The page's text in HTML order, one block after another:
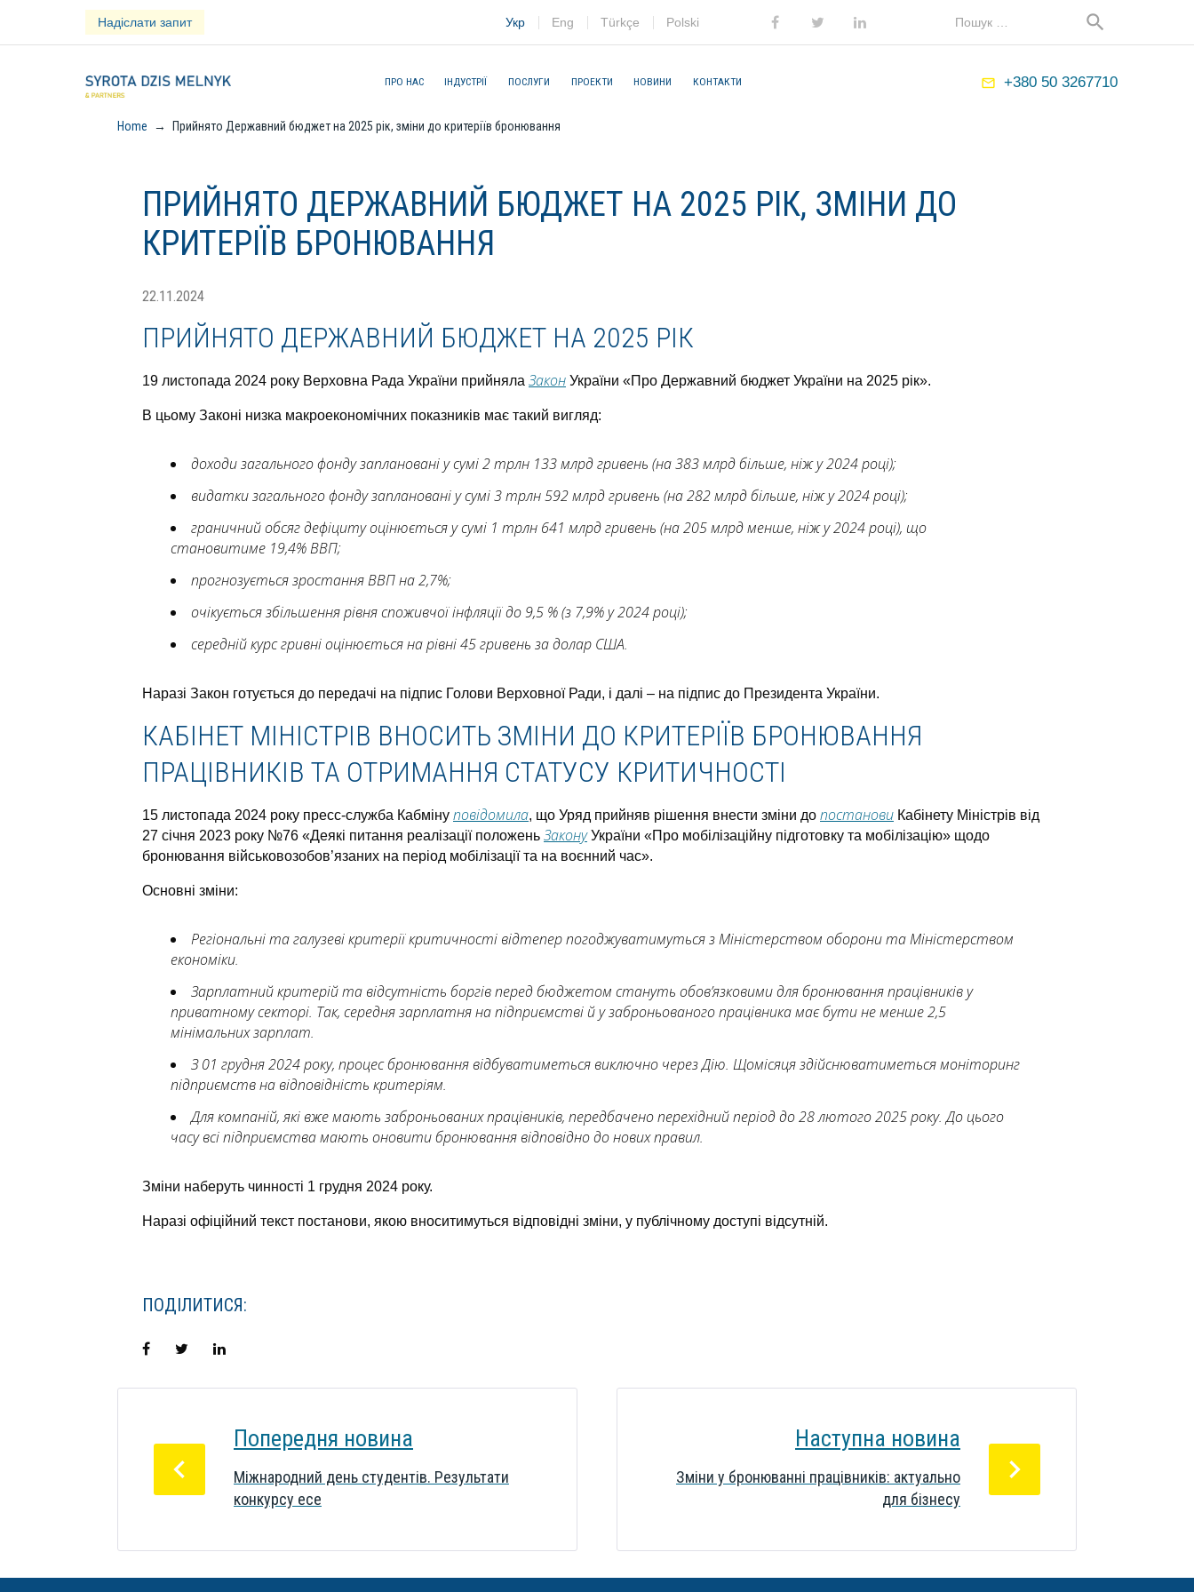
content
Надіслати запит search
FacebookTwitter LinkedIn
Укр Eng Türkçe Polski
ПРО НАС ІНДУСТРІЇ ПОСЛУГИ ПРОЕКТИ НОВИНИ КОНТАКТИ mail_outline +380 50 3267710
Home → Прийнято Державний бюджет на 2025 рік, зміни до критеріїв бронювання
ПРИЙНЯТО ДЕРЖАВНИЙ БЮДЖЕТ НА 2025 РІК, ЗМІНИ ДО
КРИТЕРІЇВ БРОНЮВАННЯ
22.11.2024
ПРИЙНЯТО ДЕРЖАВНИЙ БЮДЖЕТ НА 2025 РІК
19 листопада 2024 року Верховна Рада України прийняла Закон України «Про Державний бюджет України на 2025 рік».
В цьому Законі низка макроекономічних показників має такий вигляд:
доходи загального фонду заплановані у сумі 2 трлн 133 млрд гривень (на 383 млрд більше, ніж у 2024 році);
видатки загального фонду заплановані у сумі 3 трлн 592 млрд гривень (на 282 млрд більше, ніж у 2024 році);
граничний обсяг дефіциту оцінюється у сумі 1 трлн 641 млрд гривень (на 205 млрд менше, ніж у 2024 році), що
становитиме 19,4% ВВП;
прогнозується зростання ВВП на 2,7%;
очікується збільшення рівня споживчої інфляції до 9,5 % (з 7,9% у 2024 році);
середній курс гривні оцінюється на рівні 45 гривень за долар США.
Наразі Закон готується до передачі на підпис Голови Верховної Ради, і далі – на підпис до Президента України.
КАБІНЕТ МІНІСТРІВ ВНОСИТЬ ЗМІНИ ДО КРИТЕРІЇВ БРОНЮВАННЯ
ПРАЦІВНИКІВ ТА ОТРИМАННЯ СТАТУСУ КРИТИЧНОСТІ
15 листопада 2024 року пресс-служба Кабміну повідомила, що Уряд прийняв рішення внести зміни до постанови Кабінету Міністрів від
27 січня 2023 року №76 «Деякі питання реалізації положень ЗаконуУкраїни «Про мобілізаційну підготовку та мобілізацію» щодо
бронювання військовозобов’язаних на період мобілізації та на воєнний час».
Основні зміни:
Регіональні та галузеві критерії критичності відтепер погоджуватимуться з Міністерством оборони та Міністерством
економіки.
Зарплатний критерій та відсутність боргів перед бюджетом стануть обов’язковими для бронювання працівників у
приватному секторі. Так, середня зарплатня на підприємстві й у заброньованого працівника має бути не менше 2,5
мінімальних зарплат.
З 01 грудня 2024 року, процес бронювання відбуватиметься виключно через Дію. Щомісяця здійснюватиметься моніторинг
підприємств на відповідність критеріям.
Для компаній, які вже мають заброньованих працівників, передбачено перехідний період до 28 лютого 2025 року. До цього
часу всі підприємства мають оновити бронювання відповідно до нових правил.
Зміни наберуть чинності 1 грудня 2024 року.
Наразі офіційний текст постанови, якою вноситимуться відповідні зміни, у публічному доступі відсутній.
ПОДІЛИТИСЯ:
FacebookTwitterLinkedIn
ЗАПИСІВ
Попередня новина
Міжнародний день студентів. Результати
конкурсу есе
Наступна новина
Зміни у бронюванні працівників: актуально
для бізнесу